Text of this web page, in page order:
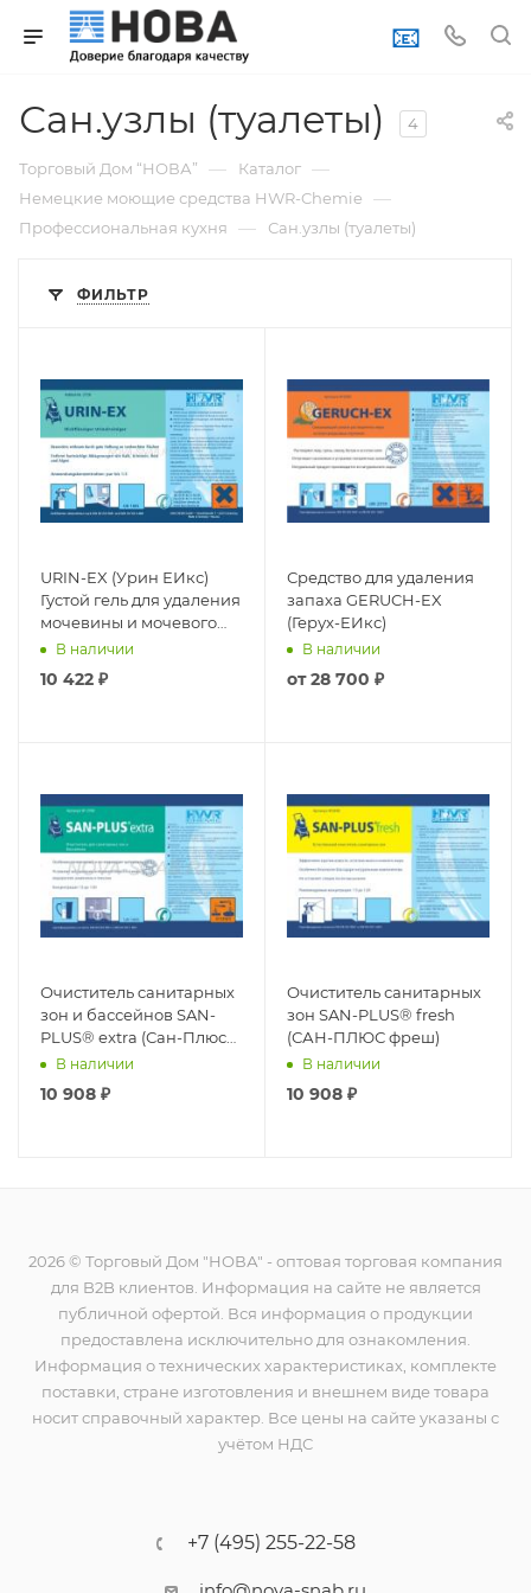
📧
Сан.узлы (туалеты) 4
Торговый Дом “НОВА” — Каталог —
Немецкие моющие средства HWR-Chemie —
Профессиональная кухня — Сан.узлы (туалеты)
ФИЛЬТР
URIN-EX (Урин ЕИкс)
Густой гель для удаления
мочевины и мочевого
камня
В наличии
10 422 ₽
Средство для удаления
запаха GERUCH-EX
(Герух-ЕИкс)
В наличии
от28 700 ₽
Очиститель санитарных
зон и бассейнов SAN-
PLUS® extra (Сан-Плюс
экстра)
В наличии
10 908 ₽
Очиститель санитарных
зон SAN-PLUS® fresh
(САН-ПЛЮС фреш)
В наличии
10 908 ₽
2026 © Торговый Дом "НОВА" - оптовая торговая компания
для B2B клиентов. Информация на сайте не является
публичной офертой. Вся информация о продукции
предоставлена исключительно для ознакомления.
Информация о технических характеристиках, комплекте
поставки, стране изготовления и внешнем виде товара
носит справочный характер. Все цены на сайте указаны с
учётом НДС
+7 (495) 255-22-58